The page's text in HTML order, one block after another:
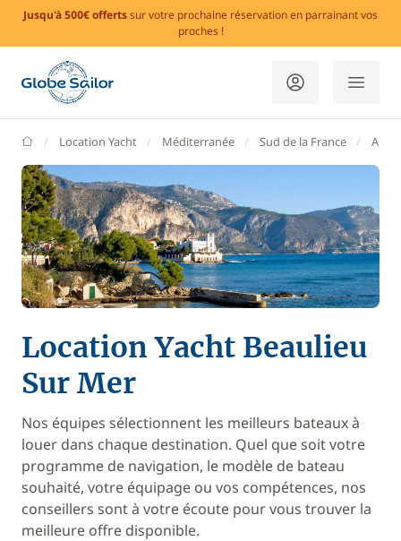
Jusqu'à 500€ offertssur votre prochaine réservation en parrainant vos
proches !
GlobeSailor
Location Yacht Méditerranée Sud de la France
Location Yacht Beaulieu
Sur Mer
Nos équipes sélectionnent les meilleurs bateaux à
louer dans chaque destination. Quel que soit votre
programme de navigation, le modèle de bateau
souhaité, votre équipage ou vos compétences, nos
conseillers sont à votre écoute pour vous trouver la
meilleure offre disponible.